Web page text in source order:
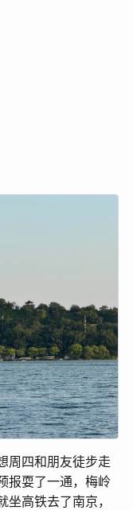
周四和朋友徒步走
报耍了一通，梅岭
高铁去了南京，